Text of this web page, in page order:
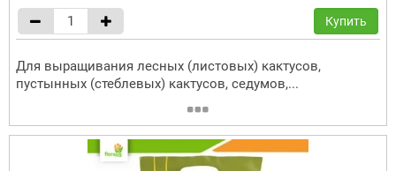
Купить
Для выращивания лесных (листовых) кактусов,
пустынных (стеблевых) кактусов, седумов,...